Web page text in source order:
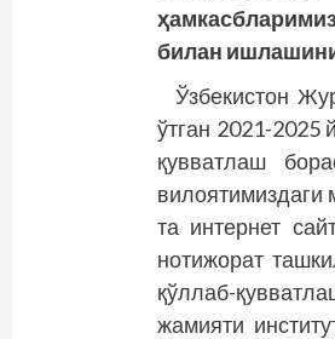
билан
Ўзбекистон
ўтган 2021-
қувватлаш
вилоятимиздаги
та интернет
нотижорат
қўллаб-
жамияти